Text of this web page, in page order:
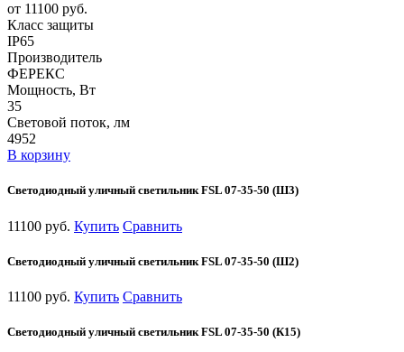
от 11100 руб.
Класс защиты
IP65
Производитель
ФЕРЕКС
Мощность, Вт
35
Световой поток, лм
4952
В корзину
Светодиодный уличный светильник FSL 07-35-50 (Ш3)
11100 руб. Купить Сравнить
Светодиодный уличный светильник FSL 07-35-50 (Ш2)
11100 руб. Купить Сравнить
Светодиодный уличный светильник FSL 07-35-50 (К15)